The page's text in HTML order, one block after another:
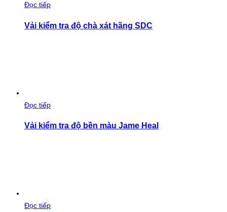
Đọc tiếp
Vải kiểm tra độ chà xát hãng SDC
Đọc tiếp
Vải kiểm tra độ bền màu Jame Heal
Đọc tiếp